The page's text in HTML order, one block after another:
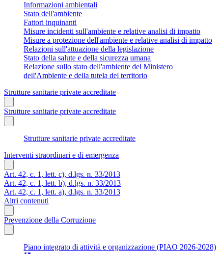
Informazioni ambientali
Stato dell'ambiente
Fattori inquinanti
Misure incidenti sull'ambiente e relative analisi di impatto
Misure a protezione dell'ambiente e relative analisi di impatto
Relazioni sull'attuazione della legislazione
Stato della salute e della sicurezza umana
Relazione sullo stato dell'ambiente del Ministero
dell'Ambiente e della tutela del territorio
Strutture sanitarie private accreditate
Strutture sanitarie private accreditate
Strutture sanitarie private accreditate
Interventi straordinari e di emergenza
Art. 42, c. 1, lett. c), d.lgs. n. 33/2013
Art. 42, c. 1, lett. b), d.lgs. n. 33/2013
Art. 42, c. 1, lett. a), d.lgs. n. 33/2013
Altri contenuti
Prevenzione della Corruzione
Piano integrato di attività e organizzazione (PIAO 2026-2028)